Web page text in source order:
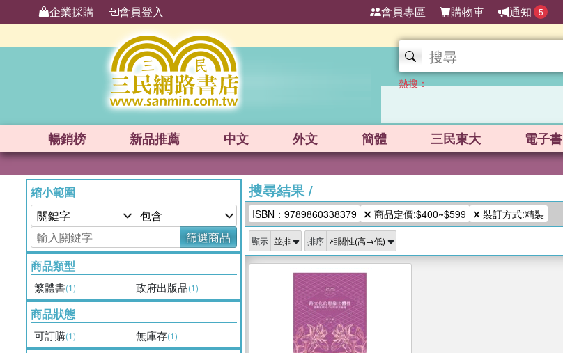
企業採購 會員登入 會員專區 購物車 通知 5
熱搜：
暢銷榜 新品推薦 中文 外文 簡體 三民東大 電子書
縮小範圍
篩選商品
商品類型
繁體書(1) 政府出版品(1)
商品狀態
可訂購(1) 無庫存(1)
搜尋結果/
ISBN：9789860338379 商品定價:$400~$599 裝訂方式:精裝
顯示 排序